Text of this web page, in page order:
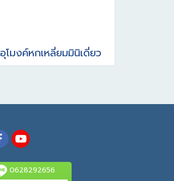
อุโมงค์หกเหลี่ยมมินิเดี่ยว
0628292656